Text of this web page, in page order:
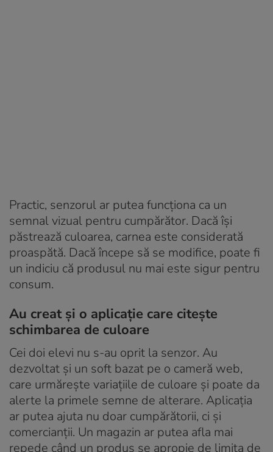
Practic, senzorul ar putea funcționa ca un
semnal vizual pentru cumpărător. Dacă își
păstrează culoarea, carnea este considerată
proaspătă. Dacă începe să se modifice, poate fi
un indiciu că produsul nu mai este sigur pentru
consum.
Au creat și o aplicație care citește
schimbarea de culoare
Cei doi elevi nu s-au oprit la senzor. Au
dezvoltat și un soft bazat pe o cameră web,
care urmărește variațiile de culoare și poate da
alerte la primele semne de alterare. Aplicația
ar putea ajuta nu doar cumpărătorii, ci și
comercianții. Un magazin ar putea afla mai
repede când un produs se apropie de limita de